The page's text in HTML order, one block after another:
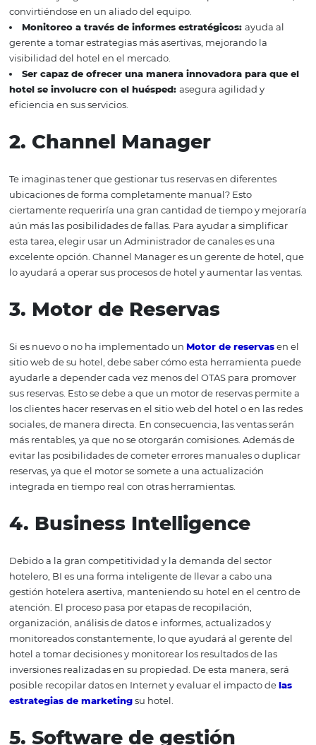
Integración con canales de ventas:
instantáneamente reservas de todos los canales en
de línea, lo cual es esencial para evitar fallas y
agilidad en el proceso de operaciones. Además, para
que los gerentes de los hoteles ofrezcan un servicio de
alojamiento increíble para sus huéspedes.
los procesos ocurran más rápidamente.
encontrar y registrar información de forma práctica e
convirtiéndose en un aliado del equipo.
Monitoreo a través de informes estratégicos:
gerente a tomar estrategias más asertivas, mejorando la
visibilidad del hotel en el mercado.
Ser capaz de ofrecer una manera innovadora para
eficiencia en sus servicios.
2.Channel Manager
Te imaginas tener que gestionar tus reservas en
ubicaciones de forma completamente manual? Esto
ciertamente requeriría una gran cantidad de tiempo y
aún más las posibilidades de fallas. Para ayudar a
esta tarea, elegir usar un Administrador de canales es
excelente opción. Channel Manager es un gerente de
3.Motor de Reservas
Si es nuevo o no ha implementado unMotor de
sitio web de su hotel, debe saber cómo esta
ayudarle a depender cada vez menos del OTAS para
sus reservas. Esto se debe a que un motor de reservas
los clientes hacer reservas en el sitio web del hotel o en
sociales, de manera directa. En consecuencia, las ventas
más rentables, ya que no se otorgarán comisiones.